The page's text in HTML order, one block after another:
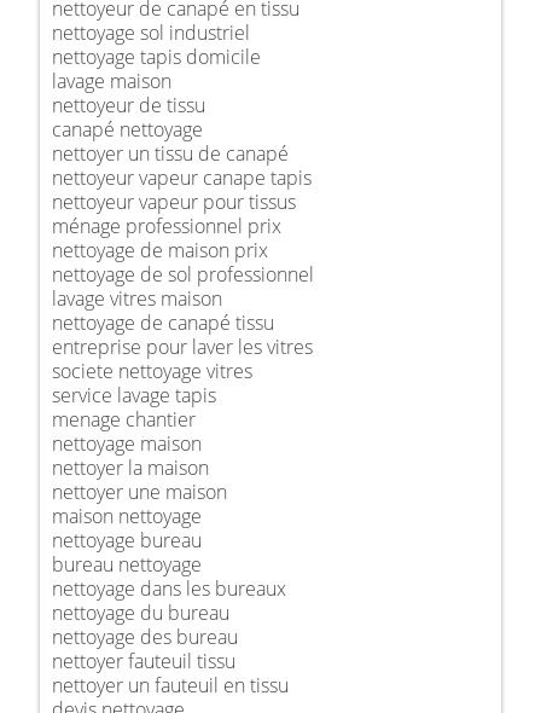
nettoyeur de canapé en tissu
nettoyage sol industriel
nettoyage tapis domicile
lavage maison
nettoyeur de tissu
canapé nettoyage
nettoyer un tissu de canapé
nettoyeur vapeur canape tapis
nettoyeur vapeur pour tissus
ménage professionnel prix
nettoyage de maison prix
nettoyage de sol professionnel
lavage vitres maison
nettoyage de canapé tissu
entreprise pour laver les vitres
societe nettoyage vitres
service lavage tapis
menage chantier
nettoyage maison
nettoyer la maison
nettoyer une maison
maison nettoyage
nettoyage bureau
bureau nettoyage
nettoyage dans les bureaux
nettoyage du bureau
nettoyage des bureau
nettoyer fauteuil tissu
nettoyer un fauteuil en tissu